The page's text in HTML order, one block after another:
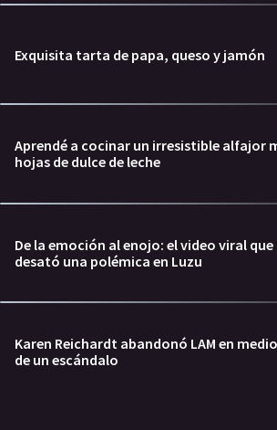
Exquisita tarta de papa, queso y jamón
Aprendé a cocinar un irresistible alfajor
hojas de dulce de leche
De la emoción al enojo: el video viral que
desató una polémica en Luzu
Karen Reichardt abandonó LAM en medio
de un escándalo